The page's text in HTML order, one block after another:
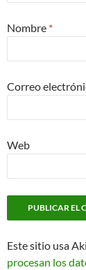
Nombre *
Correo
Web
Este sitio usa
procesan los